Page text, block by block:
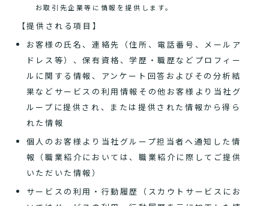
お取引先企業等に情報を提供します。
【提供される項目】
お客様の氏名、連絡先（住所、電話番号、メールア
ドレス等）、保有資格、学歴・職歴などプロフィー
ルに関する情報、アンケート回答およびその分析結
果などサービスの利用情報その他お客様より当社グ
ループに提供され、または提供された情報から得ら
れた情報
個人のお客様より当社グループ担当者へ通知した情
報（職業紹介においては、職業紹介に際してご提供
いただいた情報）
サービスの利用・行動履歴（スカウトサービスにお